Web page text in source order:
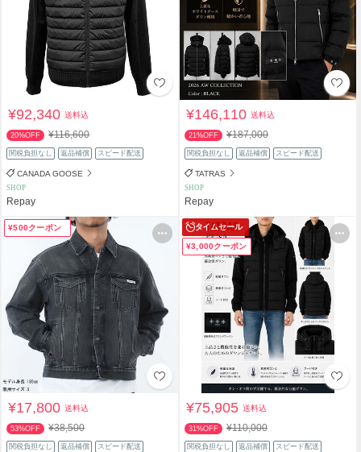
¥92,340送料込
20%OFF ¥116,600
関税負担なし 返品補償 スピード配送
CANADA GOOSE
SHOP
Repay
¥146,110送料込
21%OFF ¥187,000
関税負担なし 返品補償 スピード配送
TATRAS
SHOP
Repay
¥500クーポン
¥17,800送料込
53%OFF ¥38,500
関税負担なし 返品補償 スピード配送
タイムセール
¥3,000クーポン
¥75,905送料込
31%OFF ¥110,000
関税負担なし 返品補償 スピード配送